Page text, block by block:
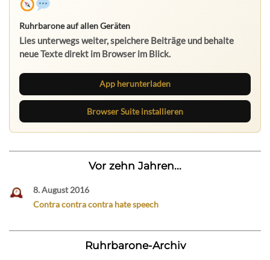
Ruhrbarone auf allen Geräten
Lies unterwegs weiter, speichere Beiträge und behalte
neue Texte direkt im Browser im Blick.
App herunterladen
Browser Suite installieren
Vor zehn Jahren...
8. August 2016
Contra contra contra hate speech
Ruhrbarone-Archiv